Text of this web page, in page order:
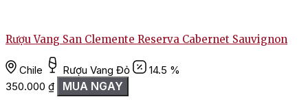
Rượu Vang San Clemente Reserva Cabernet Sauvignon
Chile Rượu Vang Đỏ
14.5 %
350.000 ₫ MUA NGAY